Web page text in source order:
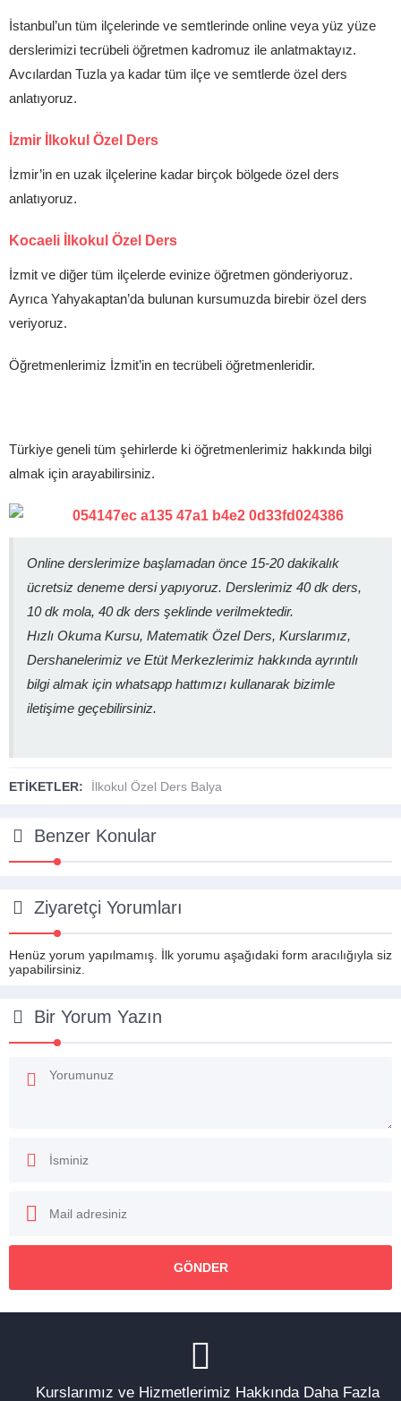
İstanbul’un tüm ilçelerinde ve semtlerinde online veya yüz yüze
derslerimizi tecrübeli öğretmen kadromuz ile anlatmaktayız.
Avcılardan Tuzla ya kadar tüm ilçe ve semtlerde özel ders
anlatıyoruz.
İzmir İlkokul Özel Ders
İzmir’in en uzak ilçelerine kadar birçok bölgede özel ders
anlatıyoruz.
Kocaeli İlkokul Özel Ders
İzmit ve diğer tüm ilçelerde evinize öğretmen gönderiyoruz.
Ayrıca Yahyakaptan’da bulunan kursumuzda birebir özel ders
veriyoruz.
Öğretmenlerimiz İzmit’in en tecrübeli öğretmenleridir.
Türkiye geneli tüm şehirlerde ki öğretmenlerimiz hakkında bilgi
almak için arayabilirsiniz.
Online derslerimize başlamadan önce 15-20 dakikalık
ücretsiz deneme dersi yapıyoruz. Derslerimiz 40 dk ders,
10 dk mola, 40 dk ders şeklinde verilmektedir.
Hızlı Okuma Kursu, Matematik Özel Ders, Kurslarımız,
Dershanelerimiz ve Etüt Merkezlerimiz hakkında ayrıntılı
bilgi almak için whatsapp hattımızı kullanarak bizimle
iletişime geçebilirsiniz.
ETİKETLER: İlkokul Özel Ders Balya
Benzer Konular
Ziyaretçi Yorumları
Henüz yorum yapılmamış. İlk yorumu aşağıdaki form aracılığıyla siz
yapabilirsiniz.
Bir Yorum Yazın
Kurslarımız ve Hizmetlerimiz Hakkında Daha Fazla